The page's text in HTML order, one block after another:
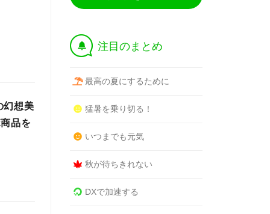
幻想美
品を
† 注目のまとめ
最高の夏にするために
猛暑を乗り切る！
いつまでも元気
秋が待ちきれない
DXで加速する